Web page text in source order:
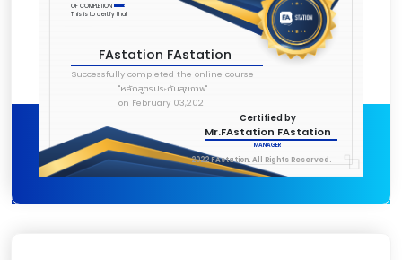
OF COMPLETION
This is to certify that
FAstation FAstation
Successfully completed the online course
"หลักสูตรประกันสุขภาพ"
on February 03,2021
Certified by
Mr.FAstation FAstation
MANAGER
2022 FAstation. All Rights Reserved.